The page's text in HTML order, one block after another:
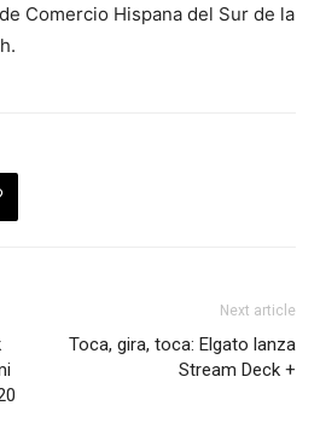
Comercio Hispana del Sur de la
Next article
Toca, gira, toca: Elgato lanza
Stream Deck +